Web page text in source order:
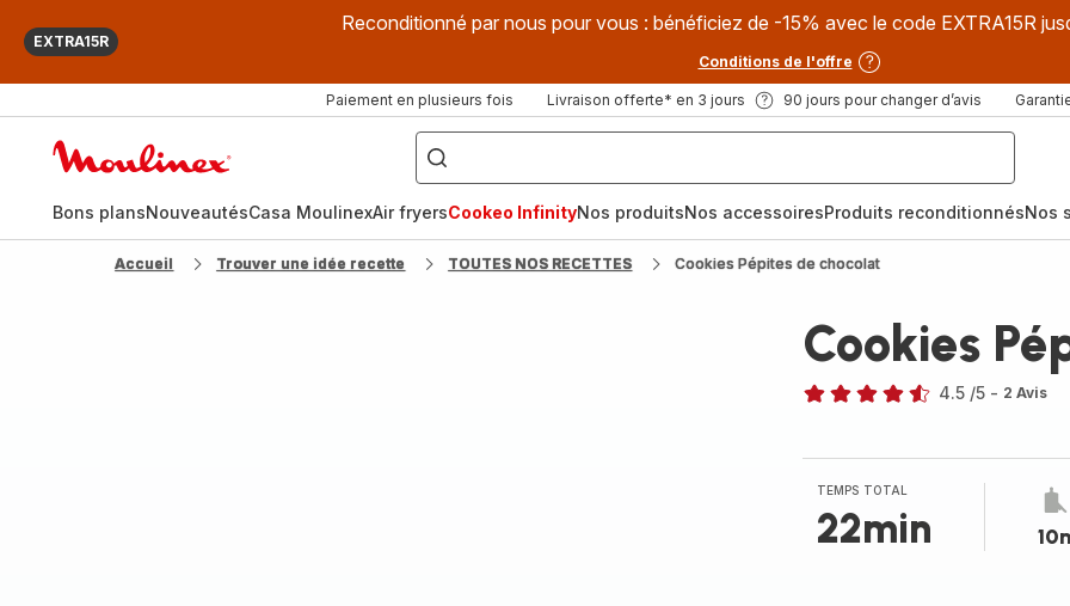
EXTRA15R
Reconditionné par nous pour vous : bénéficiez de -15% avec le code EXTRA15R
Conditions de l'offre
Paiement en plusieurs fois Livraison offerte* en 3 jours 90 jours pour changer d’avis
["Que
recherchez-
vous
?",
fryer",
"Companion"]
Bons plansNouveautésCasa MoulinexAir fryersCookeo InfinityNos produitsNos accessoiresProduits reconditionnésNos
Accueil Trouver une idée recette TOUTES NOS RECETTES Cookies Pépites de chocolat
Cookies
4.5 /5 - 2 Avis
TEMPS TOTAL
22min